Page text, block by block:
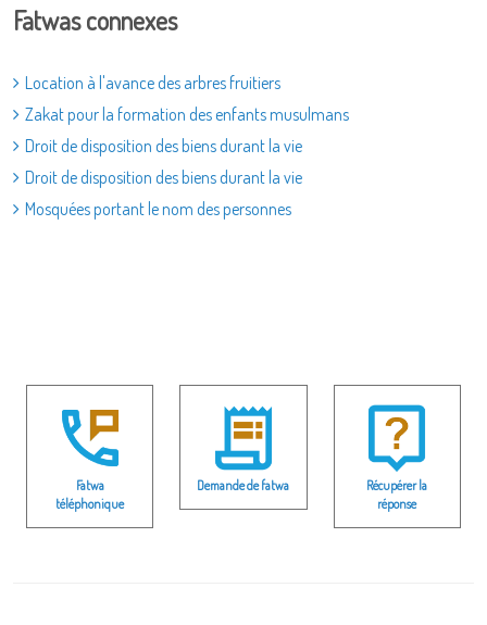
Fatwas connexes
Location à l'avance des arbres fruitiers
Zakat pour la formation des enfants musulmans
Droit de disposition des biens durant la vie
Droit de disposition des biens durant la vie
Mosquées portant le nom des personnes
Fatwa
téléphonique
Demande de fatwa
Récupérer la
réponse